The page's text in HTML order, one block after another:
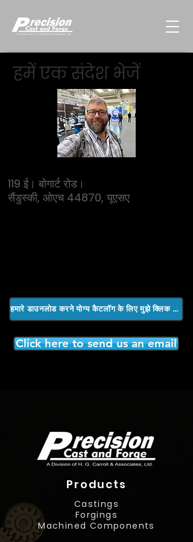
हमें एक संदेश भेजें
119 ई। बोगार्ट रोड।
सैंडुस्की, ओएच 44870, यूएसए
हमारे डाउनलोड करने योग्य कैटलॉग के लिए मुझे क्लिक करें
Click here to send us an email
Products
Castings
Forgings
Machined Components